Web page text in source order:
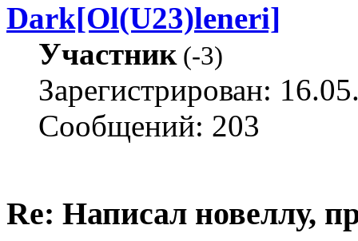
Dark[Ol(U23)leneri]
Участник(-3)
Зарегистрирован:
Сообщений: 203
Re: Написал новеллу,